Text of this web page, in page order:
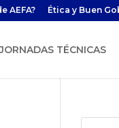
AEFA? Ética y Buen
JORNADAS TÉCNICAS